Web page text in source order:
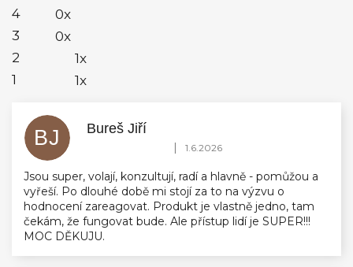
4
0x
3
0x
2
1x
1
1x
BJ Bureš Jiří
Hodnocení obchodu je 5 z 5 hvězdiček.
| 1.6.2026
Jsou super, volají, konzultují, radí a hlavně - pomůžou a
vyřeší. Po dlouhé době mi stojí za to na výzvu o
hodnocení zareagovat. Produkt je vlastně jedno, tam
čekám, že fungovat bude. Ale přístup lidí je SUPER!!!
MOC DĚKUJU.